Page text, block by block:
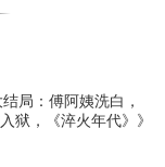
局：傅阿姨洗白，
狱，《淬火年代》》